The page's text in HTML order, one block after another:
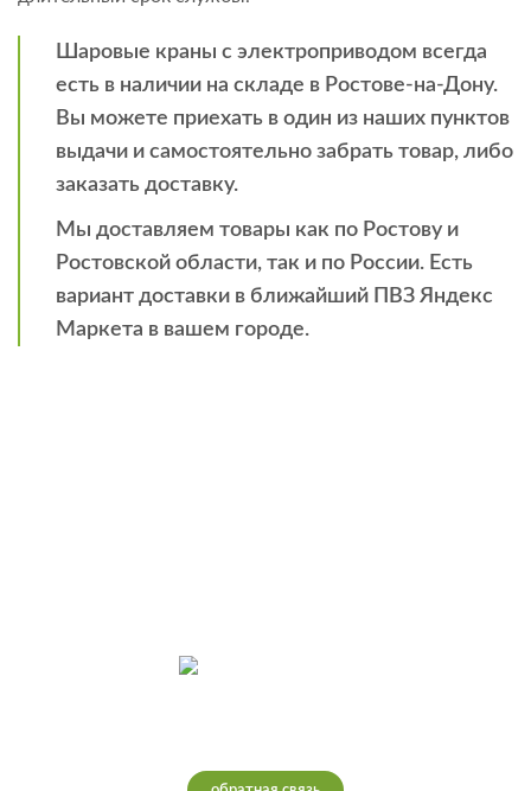
Шаровые краны с электроприводом всегда
есть в наличии на складе в Ростове-на-Дону.
Вы можете приехать в один из наших пунктов
выдачи и самостоятельно забрать товар, либо
заказать доставку.
Мы доставляем товары как по Ростову и
Ростовской области, так и по России. Есть
вариант доставки в ближайший ПВЗ Яндекс
Маркета в вашем городе.